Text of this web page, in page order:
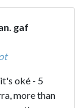
gaf
oké - 5
more than